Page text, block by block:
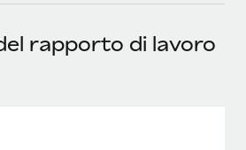
Health and wellness startup,
with Remote to manage...
rapporto di lavoro